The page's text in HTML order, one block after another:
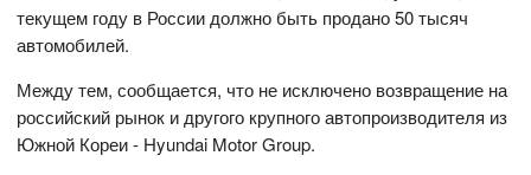
текущем году в России должно быть продано 50 тысяч
автомобилей.
Между тем, сообщается, что не исключено возвращение на
российский рынок и другого крупного автопроизводителя из
Южной Кореи - Hyundai Motor Group.